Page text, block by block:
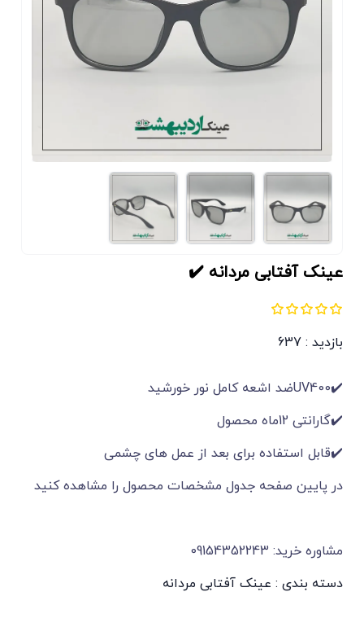
عینک آفتابی مردانه ✔️
بازدید : 637
✔️UV400ضد اشعه کامل نور خورشید
✔️گارانتی 12ماه محصول
✔️قابل استفاده برای بعد از عمل های چشمی
در پایین صفحه جدول مشخصات محصول را مشاهده کنید
مشاوره خرید: 09154352243
دسته بندی : عینک آفتابی مردانه